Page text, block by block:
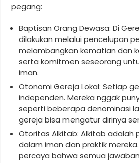
pegang:
Baptisan Orang Dewasa: Di
dilakukan melalui pencelupan
melambangkan kematian dan
serta komitmen seseorang
iman.
Otonomi Gereja Lokal: Setiap
independen. Mereka nggak
seperti beberapa denominasi
gereja bisa mengatur dirinya
Otoritas Alkitab: Alkitab adalah
dalam iman dan praktik
percaya bahwa semua